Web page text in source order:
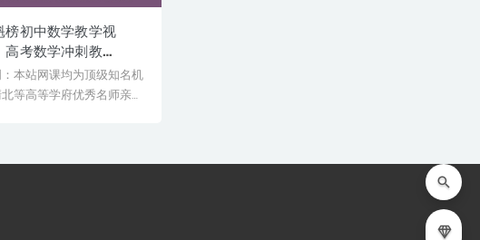
榜初中数学教学视
高考数学冲刺教
百度网盘资源打包
本站网课均为顶级知名机
等高等学府优秀名师亲授